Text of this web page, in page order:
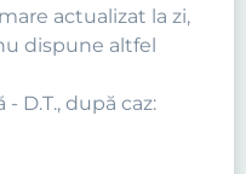
actualizat la zi,
dispune altfel
D.T., după caz: